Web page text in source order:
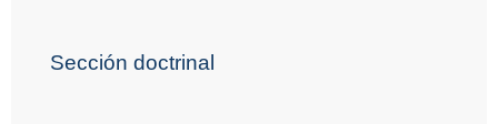
Sección doctrinal